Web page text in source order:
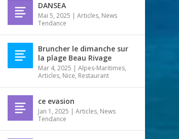
DANSEA
Mai 5, 2025 |Articles, News
Tendance
Bruncher le dimanche sur
la plage Beau Rivage
Mar 4, 2025 |Alpes-Maritimes,
Articles, Nice, Restaurant
ce evasion
Jan 1, 2025 |Articles, News
Tendance